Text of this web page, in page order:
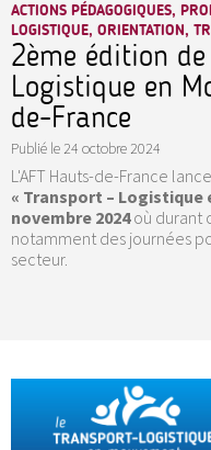
ACTIONS PÉDAGOGIQUES,
LOGISTIQUE, ORIENTATION,
2ème édition
Logistique en
de-France
Publié le 24 octobre 2024
L'AFT Hauts-de-France
« Transport – Logistique
novembre 2024où durant
notamment des journées
secteur.